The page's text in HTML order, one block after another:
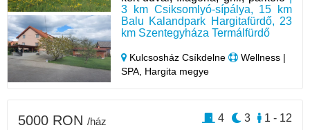
3 km Csiksomlyó-sípálya, 15 km
Balu Kalandpark Hargitafürdő, 23
km Szentegyháza Termálfürdő
Kulcsosház Csíkdelne
Wellness |
SPA, Hargita megye
5000 RON /ház 1 - 12
3
4